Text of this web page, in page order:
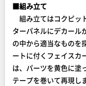
■組み立て
組み立てはコクピッ
ターパネルにデカール
の中から適当なものを
ートに付くフェイスカ
は、パーツを黄色に塗
テープを巻いて再現し